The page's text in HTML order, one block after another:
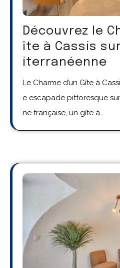
Découvrez le
îte à Cassis
iterranéenne
Le Charme d’un Gîte à
e escapade pittoresque
ne française, un gîte à…